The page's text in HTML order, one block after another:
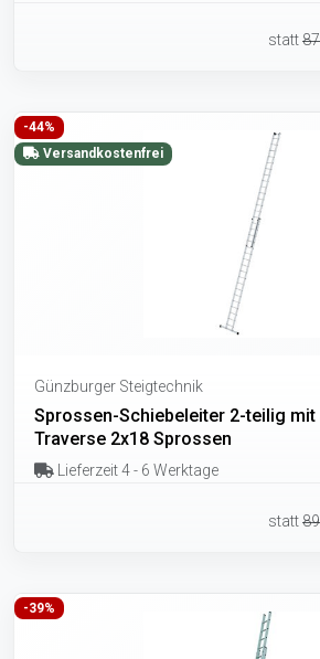
statt
-44%
Versandkostenfrei
Günzburger Steigtechnik
Sprossen-Schiebeleiter 2-teilig mit
Traverse 2x18 Sprossen
Lieferzeit 4 - 6 Werktage
statt
-39%